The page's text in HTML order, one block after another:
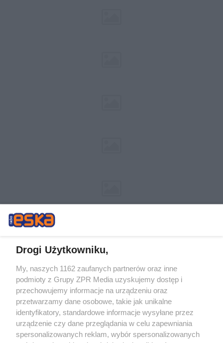
Żaden utwór zamieszczony w serwisie nie może być powielany i
rozpowszechniany lub dalej rozpowszechniany w jakikolwiek sposób (w
tym także elektroniczny lub mechaniczny) na jakimkolwiek polu
eksploatacji w jakiejkolwiek formie, włącznie z umieszczaniem w
Internecie bez pisemnej zgody właściciela praw. Jakiekolwiek użycie lub
wykorzystanie utworów w całości lub w części z naruszeniem prawa,
tzn. bez właściwej zgody, jest zabronione pod groźbą kary i może być
ścigane prawnie.
Drogi Użytkowniku,
My, naszych 1162 zaufanych partnerów oraz inne
podmioty z Grupy ZPR Media uzyskujemy dostęp i
przechowujemy informacje na urządzeniu oraz
przetwarzamy dane osobowe, takie jak unikalne
identyfikatory, standardowe informacje wysyłane przez
urządzenie czy dane przeglądania w celu zapewniania
spersonalizowanych reklam, wybór spersonalizowanych